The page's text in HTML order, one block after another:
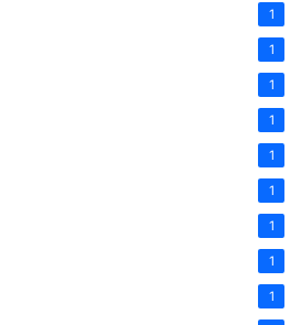
1
1
1
1
1
1
1
1
1